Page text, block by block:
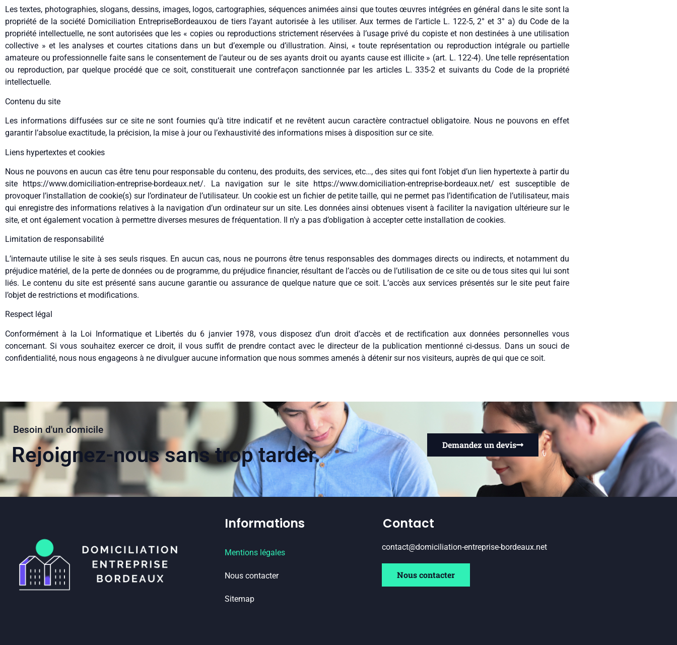
Les textes, photographies, slogans, dessins, images, logos, cartographies, séquences animées ainsi que toutes œuvres intégrées en général dans le site sont la
propriété de la société Domiciliation EntrepriseBordeauxou de tiers l’ayant autorisée à les utiliser. Aux termes de l’article L. 122-5, 2° et 3° a) du Code de la
propriété intellectuelle, ne sont autorisées que les « copies ou reproductions strictement réservées à l’usage privé du copiste et non destinées à une utilisation
collective » et les analyses et courtes citations dans un but d’exemple ou d’illustration. Ainsi, « toute représentation ou reproduction intégrale ou partielle
amateure ou professionnelle faite sans le consentement de l’auteur ou de ses ayants droit ou ayants cause est illicite » (art. L. 122-4). Une telle représentation
ou reproduction, par quelque procédé que ce soit, constituerait une contrefaçon sanctionnée par les articles L. 335-2 et suivants du Code de la propriété
intellectuelle.
Contenu du site
Les informations diffusées sur ce site ne sont fournies qu’à titre indicatif et ne revêtent aucun caractère contractuel obligatoire. Nous ne pouvons en effet
garantir l’absolue exactitude, la précision, la mise à jour ou l’exhaustivité des informations mises à disposition sur ce site.
Liens hypertextes et cookies
Nous ne pouvons en aucun cas être tenu pour responsable du contenu, des produits, des services, etc…, des sites qui font l’objet d’un lien hypertexte à partir du
site https://www.domiciliation-entreprise-bordeaux.net/. La navigation sur le site https://www.domiciliation-entreprise-bordeaux.net/ est susceptible de
provoquer l’installation de cookie(s) sur l’ordinateur de l’utilisateur. Un cookie est un fichier de petite taille, qui ne permet pas l’identification de l’utilisateur, mais
qui enregistre des informations relatives à la navigation d’un ordinateur sur un site. Les données ainsi obtenues visent à faciliter la navigation ultérieure sur le
site, et ont également vocation à permettre diverses mesures de fréquentation. Il n’y a pas d’obligation à accepter cette installation de cookies.
Limitation de responsabilité
L’internaute utilise le site à ses seuls risques. En aucun cas, nous ne pourrons être tenus responsables des dommages directs ou indirects, et notamment du
préjudice matériel, de la perte de données ou de programme, du préjudice financier, résultant de l’accès ou de l’utilisation de ce site ou de tous sites qui lui sont
liés. Le contenu du site est présenté sans aucune garantie ou assurance de quelque nature que ce soit. L’accès aux services présentés sur le site peut faire
l’objet de restrictions et modifications.
Respect légal
Conformément à la Loi Informatique et Libertés du 6 janvier 1978, vous disposez d’un droit d’accès et de rectification aux données personnelles vous
concernant. Si vous souhaitez exercer ce droit, il vous suffit de prendre contact avec le directeur de la publication mentionné ci-dessus. Dans un souci de
confidentialité, nous nous engageons à ne divulguer aucune information que nous sommes amenés à détenir sur nos visiteurs, auprès de qui que ce soit.
Besoin d'un domicile
Rejoignez-nous sans trop tarder. Demandez un devis
Informations
Mentions légales
Nous contacter
Sitemap
Contact
contact@domiciliation-entreprise-bordeaux.net
Nous contacter